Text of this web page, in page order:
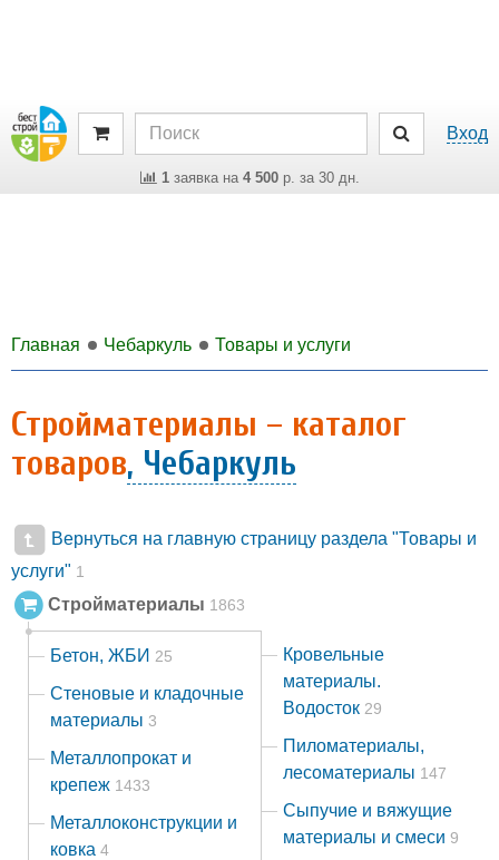
Вход
1заявка на 4 500р. за 30 дн.
Главная Чебаркуль Товары и услуги
Стройматериалы – каталог
товаров, Чебаркуль
Вернуться на главную страницу раздела "Товары и
услуги" 1
Стройматериалы 1863
Бетон, ЖБИ 25
Стеновые и кладочные
материалы 3
Металлопрокат и
крепеж 1433
Металлоконструкции и
ковка 4
Кровельные
материалы.
Водосток 29
Пиломатериалы,
лесоматериалы 147
Сыпучие и вяжущие
материалы и смеси 9